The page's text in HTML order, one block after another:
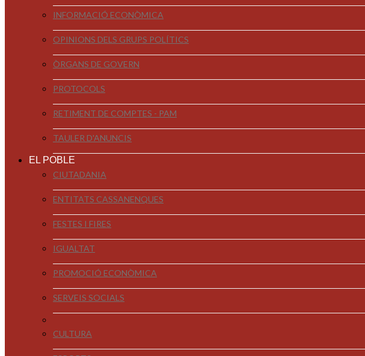
INFORMACIÓ ECONÒMICA
OPINIONS DELS GRUPS POLÍTICS
ÒRGANS DE GOVERN
PROTOCOLS
RETIMENT DE COMPTES - PAM
TAULER D'ANUNCIS
EL POBLE
CIUTADANIA
ENTITATS CASSANENQUES
FESTES I FIRES
IGUALTAT
PROMOCIÓ ECONÒMICA
SERVEIS SOCIALS
CULTURA